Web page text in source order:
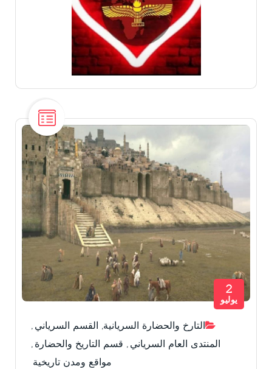
التارخ والحضارة السريانية, القسم السرياني ,
المنتدى العام السرياني , قسم التاريخ والحضارة ,
مواقع ومدن تاريخية
2
يوليو